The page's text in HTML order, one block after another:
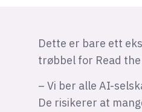
Dette er bare ett
trøbbel for Read
– Vi ber alle AI-
De risikerer at